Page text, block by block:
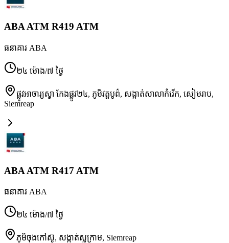
ABA ATM R419 ATM
ធនាគារ ABA
២៤ ម៉ោង/៧ ថ្ងៃ
ផ្លូវអាចារ្យស្វា កែងផ្លូវ២៤, ភូមិវត្តបូព៌, សង្កាត់សាលាកំរើក, សៀមរាប,
Siemreap
ABA ATM R417 ATM
ធនាគារ ABA
២៤ ម៉ោង/៧ ថ្ងៃ
ភូមិចុងកៅស៊ូ, សង្កាត់ស្លក្រាម, Siemreap